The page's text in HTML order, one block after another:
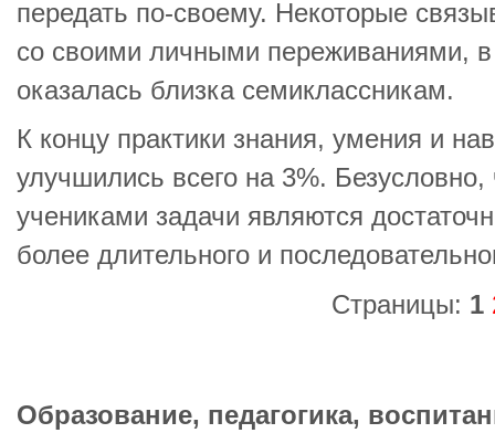
передать по-своему. Некоторые
со своими личными переживаниями,
оказалась близка семиклассникам.
К концу практики знания, умения и
улучшились всего на 3%.
учениками задачи являются
более длительного и
Страницы: 1
Образование, педагогика,